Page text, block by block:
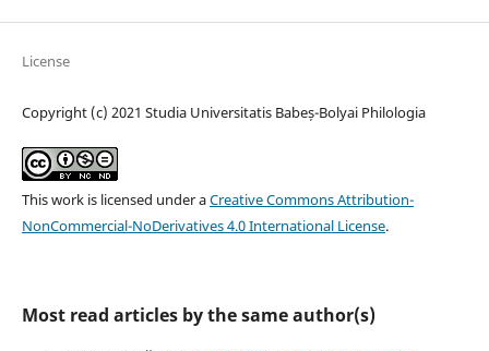
License
Copyright (c) 2021 Studia Universitatis Babeș-Bolyai Philologia
This work is licensed under aCreative Commons Attribution-
NonCommercial-NoDerivatives 4.0 International License.
Most read articles by the same author(s)